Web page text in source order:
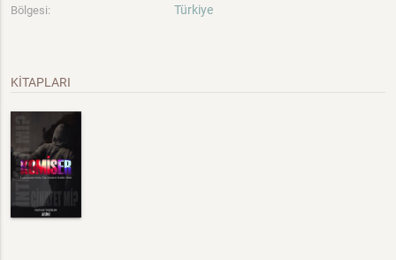
Bölgesi: Türkiye
KİTAPLARI